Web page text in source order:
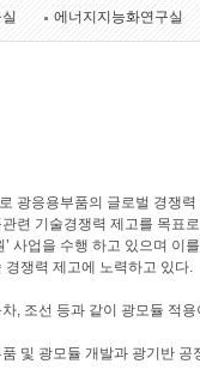
에너지지능화연구실
광응용부품의 글로벌 경쟁
련 기술경쟁력 제고를 목표
사업을 수행 하고 있으며
쟁력 제고에 노력하고 있다.
, 조선 등과 같이 광모듈 적
및 광모듈 개발과 광기반